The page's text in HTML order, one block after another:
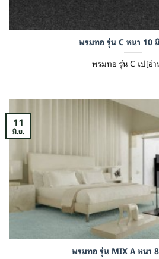
พรมทอ รุ่น C หนา 10
พรมทอ รุ่น C เป[อ่
พรมทอ รุ่น MIX A หนา
11
มิ.ย.